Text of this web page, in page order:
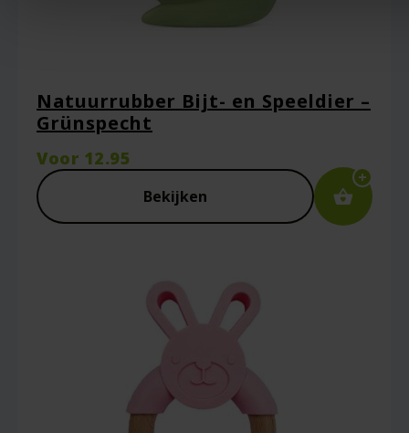
Natuurrubber Bijt- en Speeldier –
Grünspecht
Voor 12.95
Bekijken